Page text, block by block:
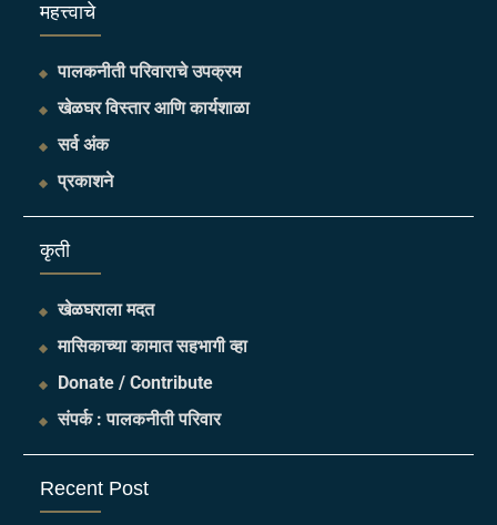
महत्त्वाचे
पालकनीती परिवाराचे उपक्रम
खेळघर विस्तार आणि कार्यशाळा
सर्व अंक
प्रकाशने
​कृती
खेळघराला मदत
मासिकाच्या कामात सहभागी व्हा
Donate / Contribute
संपर्क : पालकनीती परिवार
Recent Post